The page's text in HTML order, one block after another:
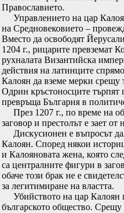
Православието.
Управлението на цар
на Средновековието –
Вместо да освободят
1204 г., рицарите превземат
рухналата Византийска
действия на латинците
Калоян да вземе мерки срещу
Одрин кръстоносците търпят
превръща България в
През 1207 г., по време на
заговор и престолът е зает
Дискусионен е въпросът
Калоян. Според някои
и Калояновата жена, която
са централните фигури в
обаче този брак не е
за легитимиране на властта.
Убийството на цар Калоян
българското общество.